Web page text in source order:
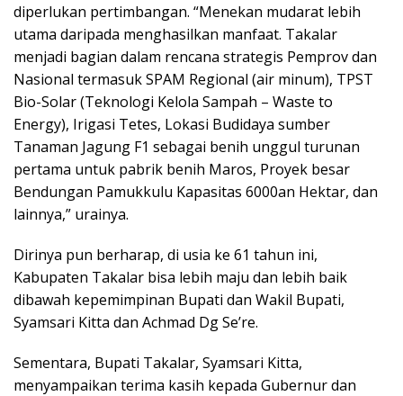
diperlukan pertimbangan. “Menekan mudarat lebih
utama daripada menghasilkan manfaat. Takalar
menjadi bagian dalam rencana strategis Pemprov dan
Nasional termasuk SPAM Regional (air minum), TPST
Bio-Solar (Teknologi Kelola Sampah – Waste to
Energy), Irigasi Tetes, Lokasi Budidaya sumber
Tanaman Jagung F1 sebagai benih unggul turunan
pertama untuk pabrik benih Maros, Proyek besar
Bendungan Pamukkulu Kapasitas 6000an Hektar, dan
lainnya,” urainya.
Dirinya pun berharap, di usia ke 61 tahun ini,
Kabupaten Takalar bisa lebih maju dan lebih baik
dibawah kepemimpinan Bupati dan Wakil Bupati,
Syamsari Kitta dan Achmad Dg Se’re.
Sementara, Bupati Takalar, Syamsari Kitta,
menyampaikan terima kasih kepada Gubernur dan